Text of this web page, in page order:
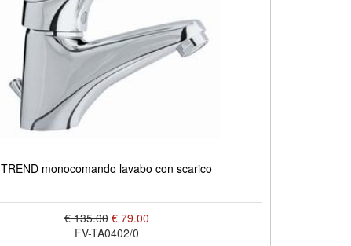
TREND monocomando lavabo con scarico
€ 135.00 € 79.00
FV-TA0402/0